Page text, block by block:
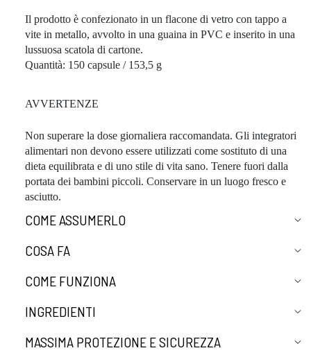
Il prodotto è confezionato in un flacone di vetro con tappo a
vite in metallo, avvolto in una guaina in PVC e inserito in una
lussuosa scatola di cartone.
Quantità: 150 capsule / 153,5 g
AVVERTENZE
Non superare la dose giornaliera raccomandata. Gli integratori
alimentari non devono essere utilizzati come sostituto di una
dieta equilibrata e di uno stile di vita sano. Tenere fuori dalla
portata dei bambini piccoli. Conservare in un luogo fresco e
asciutto.
COME ASSUMERLO
COSA FA
COME FUNZIONA
INGREDIENTI
MASSIMA PROTEZIONE E SICUREZZA